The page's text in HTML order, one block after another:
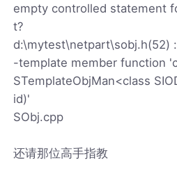
empty controlled statement
t?
d:\mytest\netpart\sobj.h(52)
-template member function
STemplateObjMan<class
id)'
SObj.cpp
还请那位高手指教